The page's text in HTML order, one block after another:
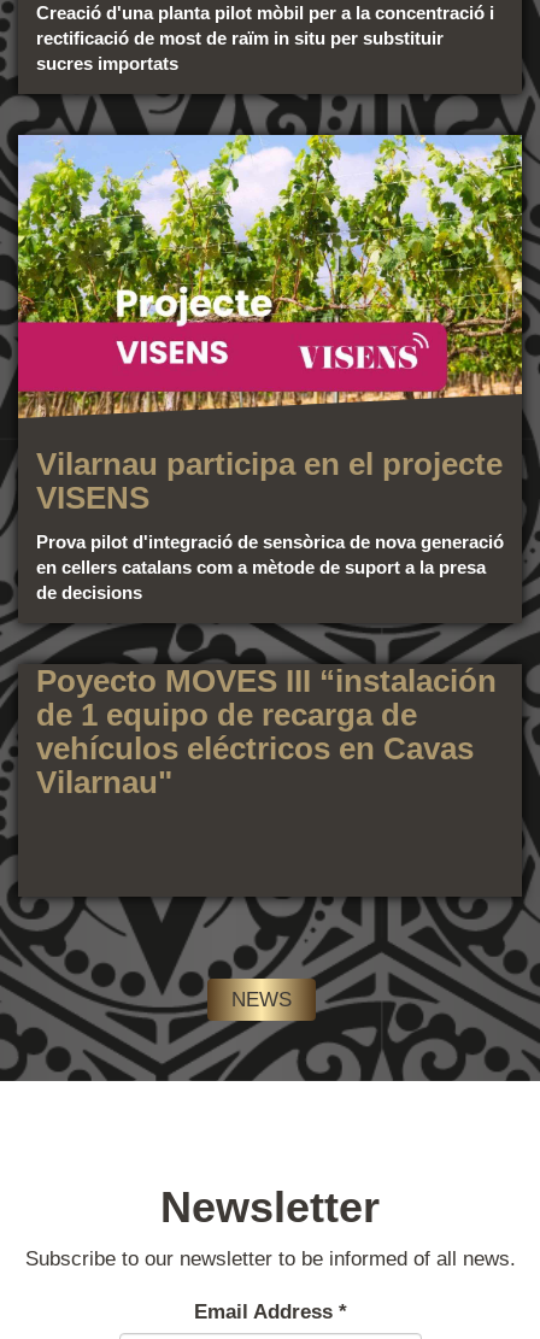
Creació d'una planta pilot mòbil per a la concentració i
rectificació de most de raïm in situ per substituir
sucres importats
Vilarnau participa en el projecte
VISENS
Prova pilot d'integració de sensòrica de nova generació
en cellers catalans com a mètode de suport a la presa
de decisions
Poyecto MOVES III “instalación
de 1 equipo de recarga de
vehículos eléctricos en Cavas
Vilarnau"
NEWS
Newsletter
Subscribe to our newsletter to be informed of all news.
Email Address *